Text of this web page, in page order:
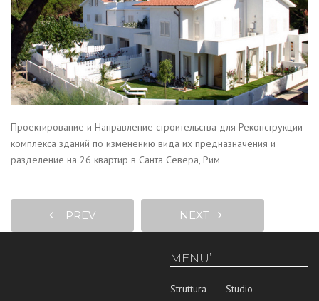
Проектирование и Направление строительства для Реконструкции
комплекса зданий по изменению вида их предназначения и
разделение на 26 квартир в Санта Севера, Рим
PREV NEXT
MENU’
Struttura
Studio